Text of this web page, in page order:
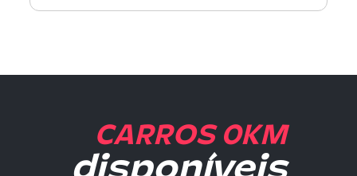
CARROS 0KM
disponíveis